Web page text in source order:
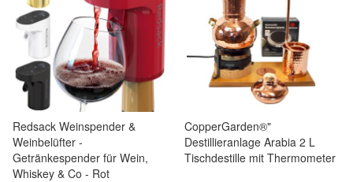
Redsack Weinspender &
Weinbelüfter -
Getränkespender für Wein,
Whiskey & Co - Rot
CopperGarden®"
Destillieranlage Arabia 2 L
Tischdestille mit Thermometer